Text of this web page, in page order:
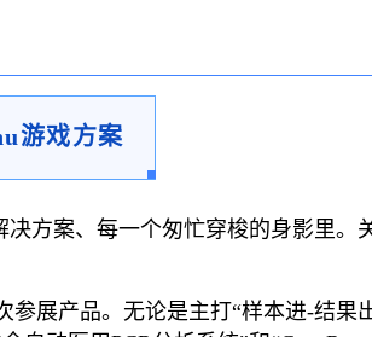
游戏方案
方案、每一个匆忙穿梭的身影里。
参展产品。无论是主打“样本进-结